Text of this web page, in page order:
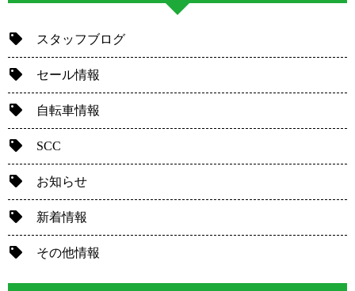
スタッフブログ
セール情報
自転車情報
SCC
お知らせ
新着情報
その他情報